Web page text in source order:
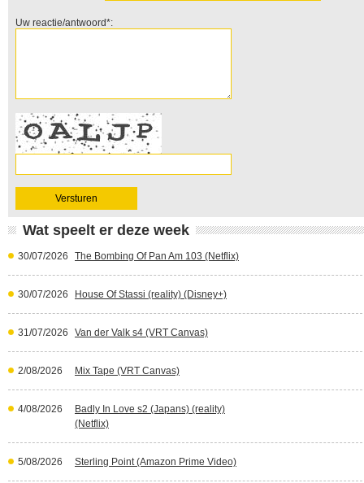
Uw reactie/antwoord*:
Wat speelt er deze week
30/07/2026 The Bombing Of Pan Am 103 (Netflix)
30/07/2026 House Of Stassi (reality) (Disney+)
31/07/2026 Van der Valk s4 (VRT Canvas)
2/08/2026 Mix Tape (VRT Canvas)
4/08/2026
Badly In Love s2 (Japans) (reality)
(Netflix)
5/08/2026 Sterling Point (Amazon Prime Video)